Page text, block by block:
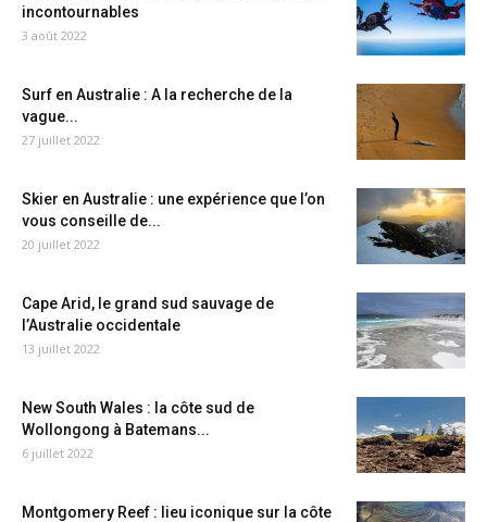
incontournables
3 août 2022
Surf en Australie : A la recherche de la
vague...
27 juillet 2022
Skier en Australie : une expérience que l’on
vous conseille de...
20 juillet 2022
Cape Arid, le grand sud sauvage de
l’Australie occidentale
13 juillet 2022
New South Wales : la côte sud de
Wollongong à Batemans...
6 juillet 2022
Montgomery Reef : lieu iconique sur la côte